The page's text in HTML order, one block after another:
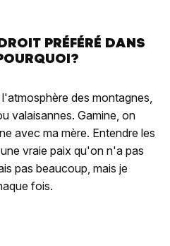
PRÉFÉRÉ DANS
des montagnes,
valaisannes. Gamine, on
avec ma mère. Entendre les
vraie paix qu'on n'a pas
pas beaucoup, mais je
fois.